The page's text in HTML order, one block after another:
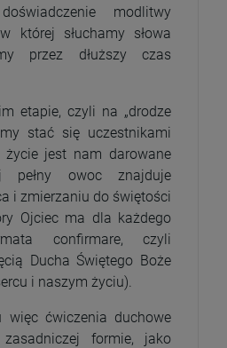
modlitwy
której słuchamy słowa
przez dłuższy czas
etapie, czyli na „drodze
stać się uczestnikami
jest nam darowane
owoc znajduje
i zmierzaniu do świętości
Ojciec ma dla każdego
confirmare, czyli
Ducha Świętego Boże
i naszym życiu).
więc ćwiczenia duchowe
formie, jako